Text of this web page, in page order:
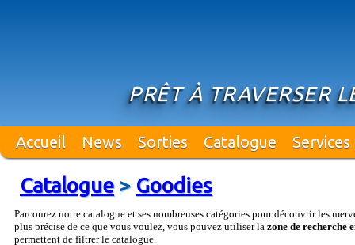
PRÊT À TRAVERSER
Accueil News Sorties Catalogue Services
Catalogue> Goodies
Parcourez notre catalogue et ses nombreuses catégories pour découvrir les
plus précise de ce que vous voulez, vous pouvez utiliser la zone de recherche
permettent de filtrer le catalogue.